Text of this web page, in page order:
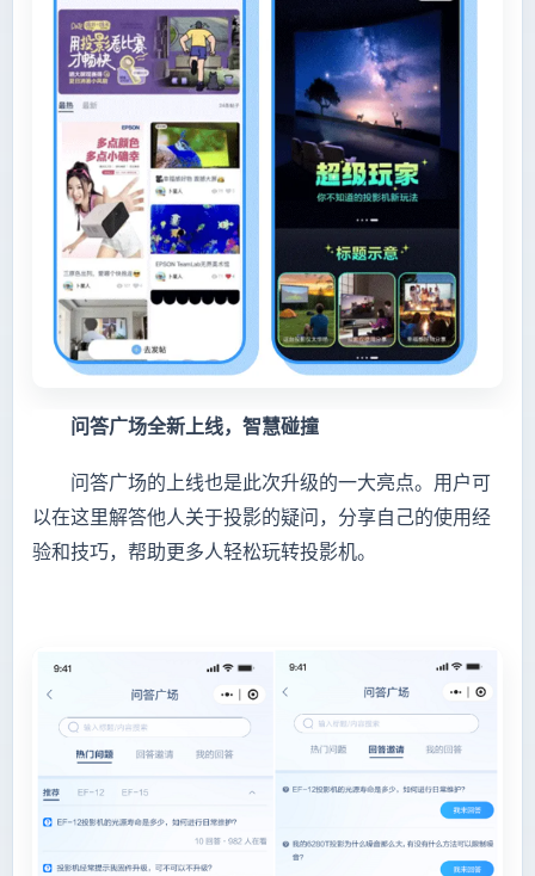
问答广场全新上线，智慧碰撞
问答广场的上线也是此次升级的一大亮点。用户可
以在这里解答他人关于投影的疑问，分享自己的使用经
验和技巧，帮助更多人轻松玩转投影机。